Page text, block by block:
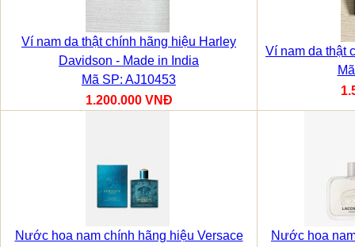
Ví nam da thật chính hãng hiệu Harley
Davidson - Made in India
Mã SP: AJ10453
1.200.000 VNĐ
Ví nam da thật
Nước hoa nam chính hãng hiệu Versace
Nước hoa